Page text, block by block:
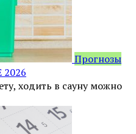
Прогнозы
ходить в сауну можно